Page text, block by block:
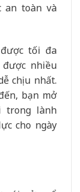
an toàn và
tối đa
nhiều
chịu nhất.
bạn mở
trong lành
cho ngày